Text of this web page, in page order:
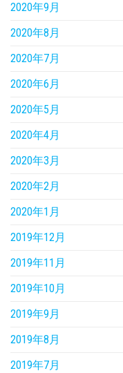
2020年9月
2020年8月
2020年7月
2020年6月
2020年5月
2020年4月
2020年3月
2020年2月
2020年1月
2019年12月
2019年11月
2019年10月
2019年9月
2019年8月
2019年7月